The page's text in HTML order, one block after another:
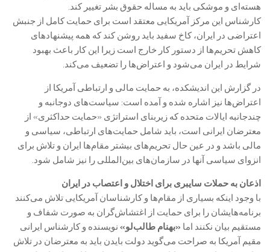
هسته‌ای و موشکی باید به مساله حقوق بشر تغییر کند.
کارشناس این مرکز آمریکایی معتقد است برای حمایت کامل از جنبش
اعتراضی در ایران، کاخ سفید باید روشن کند که همه پیشنهادهای
کاهش تحریم‌ها از دستور کار خارج است زیرا این کار باعث بهبود
شرایط در ایران می‌شود و اعتراض‌ها را تضعیف می‌کند.
در گزارش این اندیشکده، به حمایت مالی و ارتباطی آمریکا از
اعتراض‌ها نیز اشاره شده و آمده است: سیاست‌های دوجانبه و
چندجانبه ایالات متحده که زیربنای استراتژی «حمایت حداکثری» از
معترضان ایرانی است، باید شامل حمایت‌های ارتباطی، سیاسی و
مالی باشد و در عین حال تحریم‌های بیشتر مقام‌ها ایران و تلاش برای
انزوای سیاسی آنها در سازمان‌های بین‌المللی را نیز شامل شود.
اذعان به حملات سایبری برای اختلال و اعتصاب در ایران
با وجود اینکه بسیاری از مقام‌ها و کارشناسان آمریکایی تلاش می‌کنند
برنامه‌هایشان را برای حمایت از اغتشاش‌گران به صورت شفاف و
مستقیم بیان نکنند اما «بهنام طالب‌لو» نویسنده و کارشناس ایرانی
مقیم آمریکا به صراحت می‌گوید دولت بایدن باید به معترضان در تلاش